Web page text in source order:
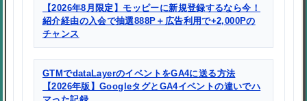
【2026年8月限定】モッピーに新規登録するなら今！
紹介経由の入会で抽選888P＋広告利用で+2,000Pの
チャンス
GTMでdataLayerのイベントをGA4に送る方法
【2026年版】GoogleタグとGA4イベントの違いでハ